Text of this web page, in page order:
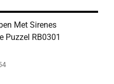
Met Sirenes
Puzzel RB0301